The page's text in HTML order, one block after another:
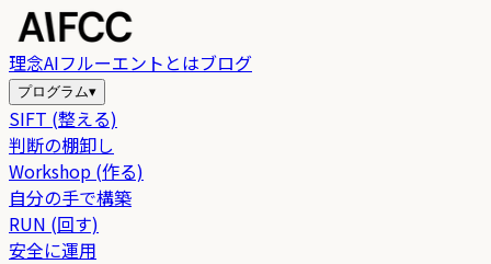
理念AIフルーエントとはブログ
プログラム▾
SIFT (整える)
判断の棚卸し
Workshop (作る)
自分の手で構築
RUN (回す)
安全に運用